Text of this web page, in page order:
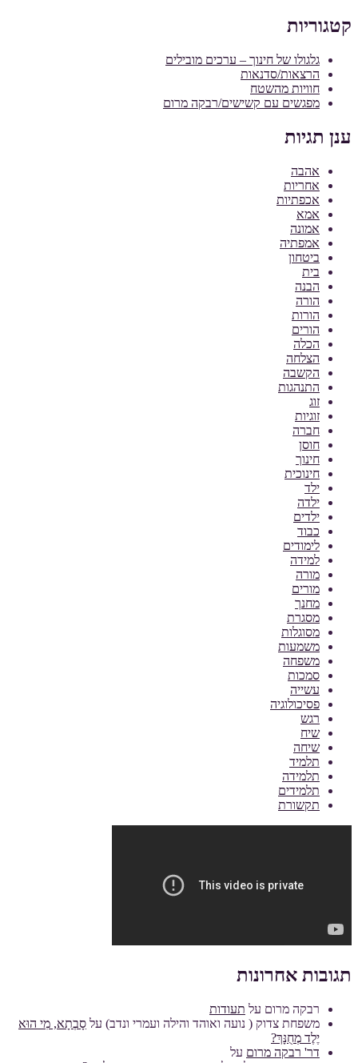
קטגוריות
גלגולו של חינוך – ערכים מובילים
הרצאות/סדנאות
חוויות מהשטח
מפגשים עם קשישים/רבקה מרום
ענן תגיות
אהבה
אחריות
אכפתיות
אמא
אמונה
אמפתיה
ביטחון
בית
הבנה
הורה
הורות
הורים
הכלה
הצלחה
הקשבה
התנהגות
זוג
זוגיות
חברה
חוסן
חינוך
חינוכית
ילד
ילדה
ילדים
כבוד
לימודים
למידה
מורה
מורים
מחנך
מסגרת
מסוגלות
משמעות
משפחה
סמכות
עשייה
פסיכולוגיה
רגש
שיח
שיחה
תלמיד
תלמידה
תלמידים
תקשורת
תגובות אחרונות
רבקה מרום על תעודות
משפחת צדוק ( נועה ואוהד והילה ועמרי ונדב) על סָבְתָא, מִי הוּא
יֶלֶד מְחֻנָּךְ?
דר' רבקה מרום על